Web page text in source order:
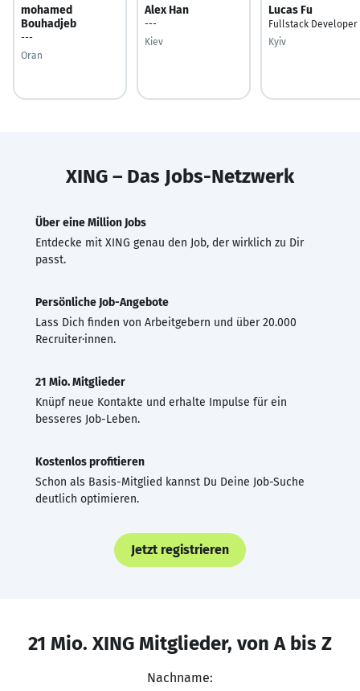
mohamed
Bouhadjeb
---
Oran
Alex Han
---
Kiev
Lucas Fu
Fullstack Developer
Kyiv
XING – Das Jobs-Netzwerk
Über eine Million Jobs
Entdecke mit XING genau den Job, der wirklich zu Dir
passt.
Persönliche Job-Angebote
Lass Dich finden von Arbeitgebern und über 20.000
Recruiter·innen.
21 Mio. Mitglieder
Knüpf neue Kontakte und erhalte Impulse für ein
besseres Job-Leben.
Kostenlos profitieren
Schon als Basis-Mitglied kannst Du Deine Job-Suche
deutlich optimieren.
Jetzt registrieren
21 Mio. XING Mitglieder, von A bis Z
Nachname: